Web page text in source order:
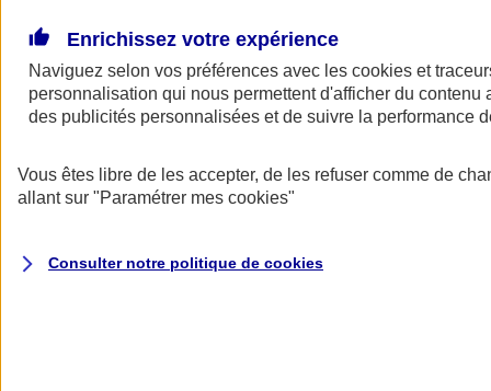
AXA Assurance
Enrichissez votre expérience
Naviguez selon vos préférences avec les cookies et
personnalisation qui nous permettent d'afficher du contenu
des publicités personnalisées et de suivre la performance
Vous êtes libre de les accepter, de les refuser comme de
allant sur "Paramétrer mes cookies"
Consulter notre politique de cookies